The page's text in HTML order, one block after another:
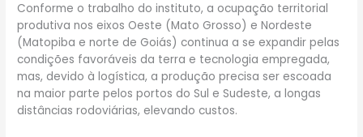
Conforme o trabalho do instituto, a ocupação territorial
produtiva nos eixos Oeste (Mato Grosso) e Nordeste
(Matopiba e norte de Goiás) continua a se expandir pelas
condições favoráveis da terra e tecnologia empregada,
mas, devido à logística, a produção precisa ser escoada
na maior parte pelos portos do Sul e Sudeste, a longas
distâncias rodoviárias, elevando custos.